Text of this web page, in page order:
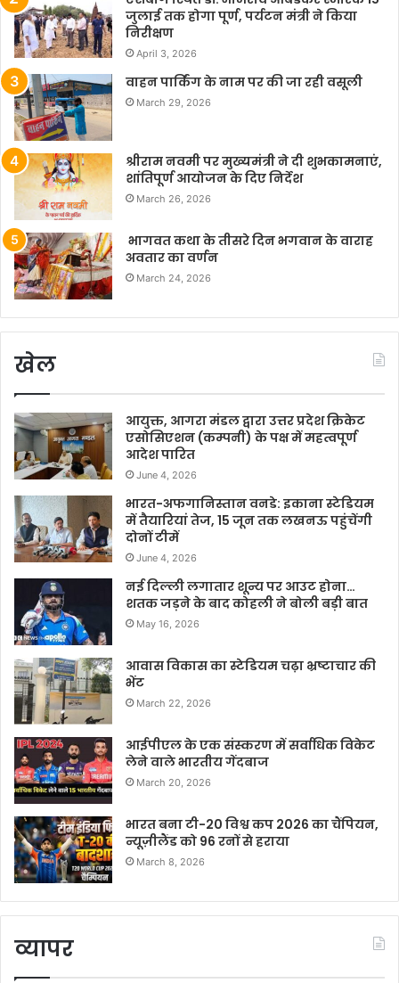
जुलाई तक होगा पूर्ण, पर्यटन मंत्री ने किया
निरीक्षण
April 3, 2026
वाहन पार्किंग के नाम पर की जा रही वसूली
March 29, 2026
श्रीराम नवमी पर मुख्यमंत्री ने दी शुभकामनाएं,
शांतिपूर्ण आयोजन के दिए निर्देश
March 26, 2026
भागवत कथा के तीसरे दिन भगवान के वाराह
अवतार का वर्णन
March 24, 2026
खेल
आयुक्त, आगरा मंडल द्वारा उत्तर प्रदेश क्रिकेट
एसोसिएशन (कम्पनी) के पक्ष में महत्वपूर्ण
आदेश पारित
June 4, 2026
भारत-अफगानिस्तान वनडे: इकाना स्टेडियम
में तैयारियां तेज, 15 जून तक लखनऊ पहुंचेंगी
दोनों टीमें
June 4, 2026
नई दिल्ली लगातार शून्य पर आउट होना…
शतक जड़ने के बाद कोहली ने बोली बड़ी बात
May 16, 2026
आवास विकास का स्टेडियम चढ़ा भ्रष्टाचार की
भेंट
March 22, 2026
आईपीएल के एक संस्करण में सर्वाधिक विकेट
लेने वाले भारतीय गेंदबाज
March 20, 2026
भारत बना टी-20 विश्व कप 2026 का चैंपियन,
न्यूज़ीलैंड को 96 रनों से हराया
March 8, 2026
व्यापर